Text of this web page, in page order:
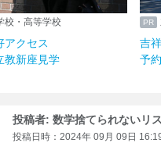
中学校・高等学校
好アクセス
立教新座見学
投稿者: 数学捨てられないリ
投稿日時：2024年 09月 09日